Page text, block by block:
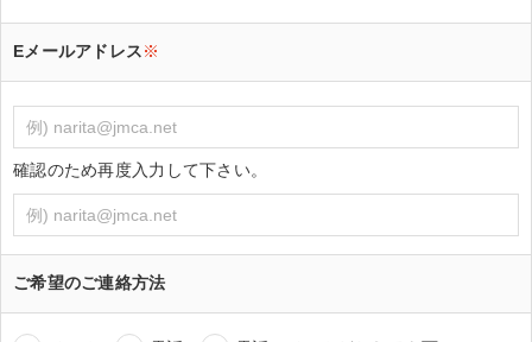
Eメールアドレス※
確認のため再度入力して下さい。
ご希望のご連絡方法